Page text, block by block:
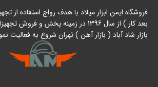
فروشگاه ایمن ابزار میلاد با هدف رواج استفاده از
بعد کار ) از سال 1396 در زمینه پخش و
بازار شاد آباد ( بازار آهن ) تهران شروع به فعالیت